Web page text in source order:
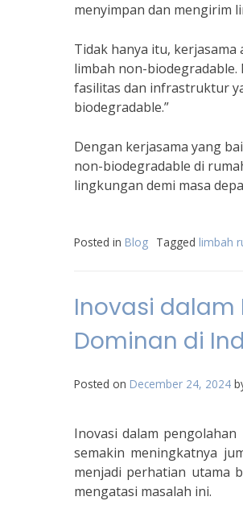
menyimpan dan mengirim
Tidak hanya itu,
limbah non-
fasilitas dan infrastruktur
biodegradable.”
Dengan kerjasama yang
non-biodegradable di
lingkungan demi masa
Posted in Blog Tagged limbah
Inovasi dalam
Dominan di
Posted on December 24, 2024
Inovasi dalam
semakin meningkatnya
menjadi perhatian utama
mengatasi masalah ini.